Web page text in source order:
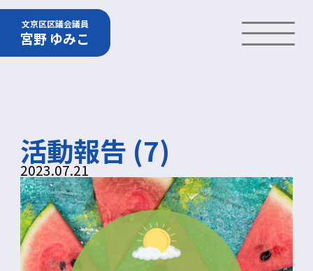
文京区区議会議員
宮野 ゆみこ
活動報告 (7)
2023.07.21